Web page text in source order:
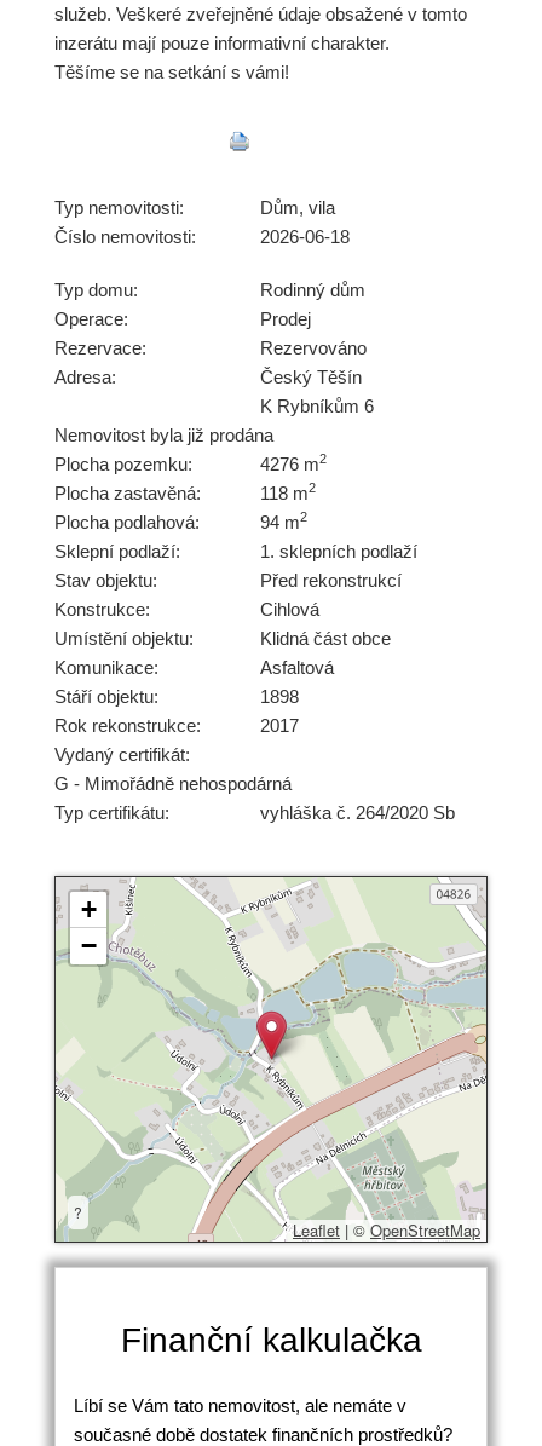
služeb. Veškeré zveřejněné údaje obsažené v tomto
inzerátu mají pouze informativní charakter.
Těšíme se na setkání s vámi!
Typ nemovitosti:
Dům, vila
Číslo nemovitosti:
2026-06-18
Typ domu:
Rodinný dům
Operace:
Prodej
Rezervace:
Rezervováno
Adresa:
Český Těšín
K Rybníkům 6
Nemovitost byla již prodána
Plocha pozemku:
4276 m2
Plocha zastavěná: 118 m2
Plocha podlahová: 94 m2
Sklepní podlaží:
1. sklepních podlaží
Stav objektu:
Před rekonstrukcí
Konstrukce:
Cihlová
Umístění objektu:
Klidná část obce
Komunikace:
Asfaltová
Stáří objektu:
1898
Rok rekonstrukce:
2017
Vydaný certifikát:
G - Mimořádně nehospodárná
Typ certifikátu:
vyhláška č. 264/2020 Sb
+
−
?
Leaflet | © OpenStreetMap
Finanční kalkulačka
Líbí se Vám tato nemovitost, ale nemáte v
současné době dostatek finančních prostředků?